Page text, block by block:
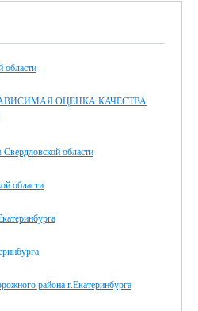
области
ОЦЕНКА КАЧЕСТВА
области
области
района г.Екатеринбурга